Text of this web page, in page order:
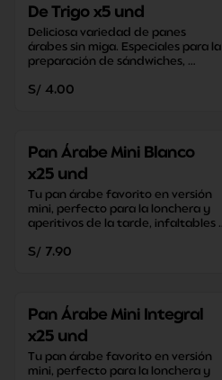
De Trigo x5 und
Deliciosa variedad de panes
árabes sin miga. Especiales para la
preparación de sándwiches,
S/ 4.00
Pan Árabe Mini Blanco
x25 und
Tu pan árabe favorito en versión
mini, perfecto para la lonchera y
aperitivos de la tarde, infaltables
S/ 7.90
Pan Árabe Mini Integral
x25 und
Tu pan árabe favorito en versión
mini, perfecto para la lonchera y